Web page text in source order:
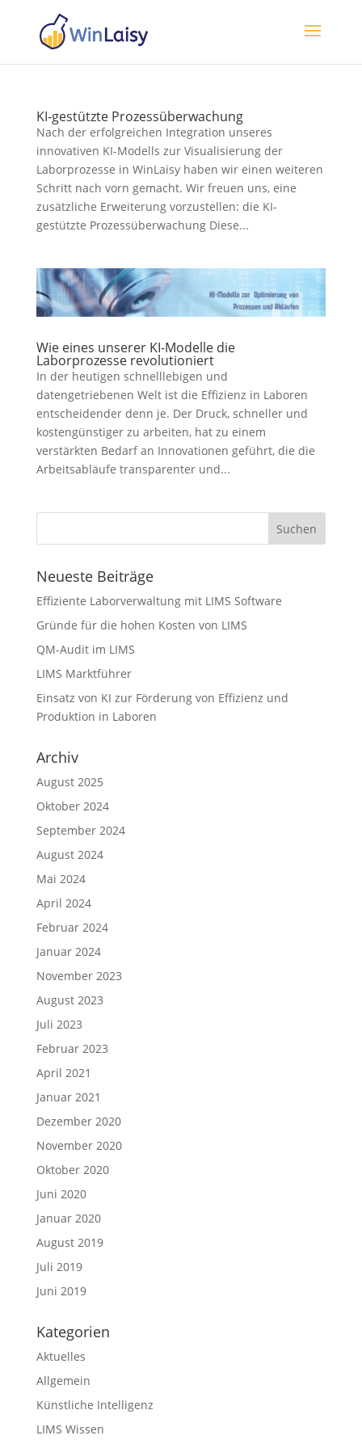
KI-gestützte Prozessüberwachung
Nach der erfolgreichen Integration unseres
innovativen KI-Modells zur Visualisierung der
Laborprozesse in WinLaisy haben wir einen weiteren
Schritt nach vorn gemacht. Wir freuen uns, eine
zusätzliche Erweiterung vorzustellen: die KI-
gestützte Prozessüberwachung Diese...
Wie eines unserer KI-Modelle die
Laborprozesse revolutioniert
In der heutigen schnelllebigen und
datengetriebenen Welt ist die Effizienz in Laboren
entscheidender denn je. Der Druck, schneller und
kostengünstiger zu arbeiten, hat zu einem
verstärkten Bedarf an Innovationen geführt, die die
Arbeitsabläufe transparenter und...
Neueste Beiträge
Effiziente Laborverwaltung mit LIMS Software
Gründe für die hohen Kosten von LIMS
QM-Audit im LIMS
LIMS Marktführer
Einsatz von KI zur Förderung von Effizienz und
Produktion in Laboren
Archiv
August 2025
Oktober 2024
September 2024
August 2024
Mai 2024
April 2024
Februar 2024
Januar 2024
November 2023
August 2023
Juli 2023
Februar 2023
April 2021
Januar 2021
Dezember 2020
November 2020
Oktober 2020
Juni 2020
Januar 2020
August 2019
Juli 2019
Juni 2019
Kategorien
Aktuelles
Allgemein
Künstliche Intelligenz
LIMS Wissen